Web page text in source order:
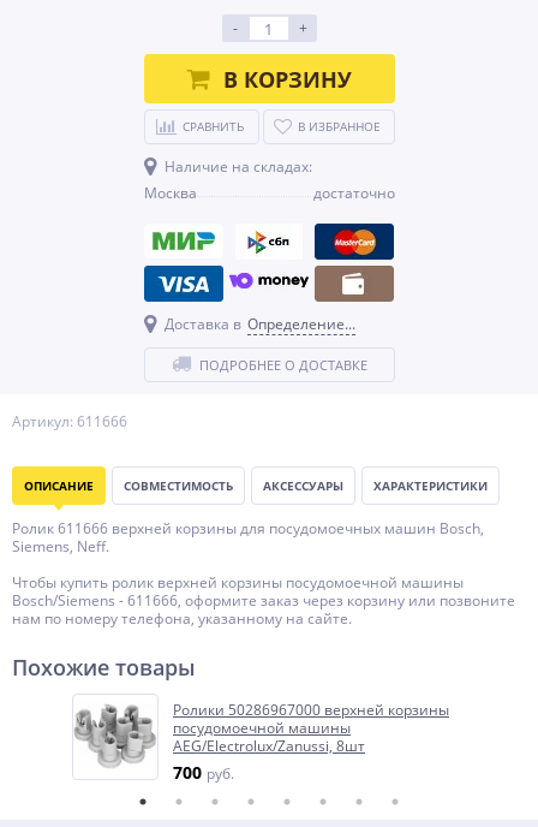
Артикул: 611666
-
+
В КОРЗИНУ
СРАВНИТЬ В ИЗБРАННОЕ
Наличие на складах:
Москва
достаточно
Доставка в Определение...
ПОДРОБНЕЕ О ДОСТАВКЕ
ОПИСАНИЕ СОВМЕСТИМОСТЬ АКСЕССУАРЫ ХАРАКТЕРИСТИКИ
Ролик 611666 верхней корзины для посудомоечных машин Bosch,
Siemens, Neff.
Чтобы купить ролик верхней корзины посудомоечной машины
Bosch/Siemens - 611666, оформите заказ через корзину или позвоните
нам по номеру телефона, указанному на сайте.
Похожие товары
Ролики 50286967000 верхней корзины
посудомоечной машины
AEG/Electrolux/Zanussi, 8шт
700 руб.